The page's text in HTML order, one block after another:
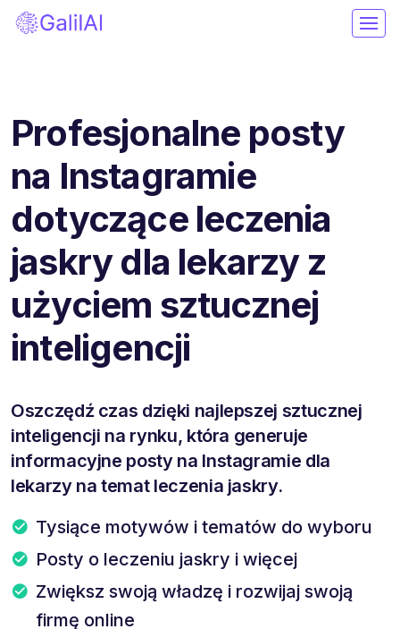
Profesjonalne posty
na Instagramie
dotyczące leczenia
jaskry dla lekarzy z
użyciem sztucznej
inteligencji
Oszczędź czas dzięki najlepszej sztucznej
inteligencji na rynku, która generuje
informacyjne posty na Instagramie dla
lekarzy na temat leczenia jaskry.
Tysiące motywów i tematów do wyboru
Posty o leczeniu jaskry i więcej
Zwiększ swoją władzę i rozwijaj swoją
firmę online